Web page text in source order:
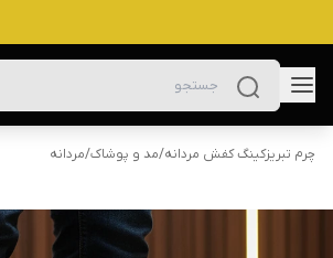
چرم تبریزکینگ کفش مردانه/مد و پوشاک/مردانه